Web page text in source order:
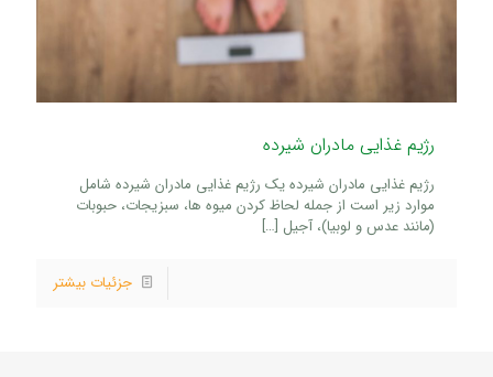
رژیم غذایی مادران شیرده
رژیم غذایی مادران شیرده یک رژیم غذایی مادران شیرده شامل
موارد زیر است از جمله لحاظ کردن میوه ها، سبزیجات، حبوبات
(مانند عدس و لوبیا)، آجیل […]
جزئیات بیشتر